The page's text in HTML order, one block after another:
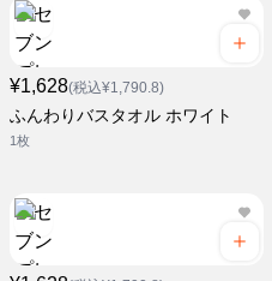
¥1,628(税込¥1,790.8)
ふんわりバスタオル ホワイト
1枚